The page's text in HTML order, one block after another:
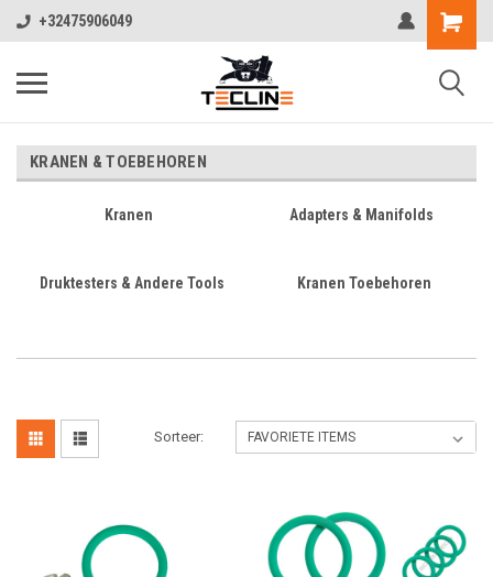
+32475906049
KRANEN & TOEBEHOREN
Kranen Adapters & Manifolds
Druktesters & Andere Tools Kranen Toebehoren
Sorteer: